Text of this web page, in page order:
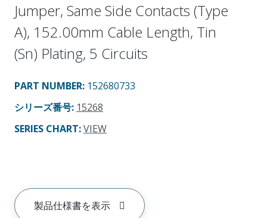
Jumper, Same Side Contacts (Type
A), 152.00mm Cable Length, Tin
(Sn) Plating, 5 Circuits
PART NUMBER: 152680733
シリーズ番号: 15268
SERIES CHART:VIEW
製品仕様書を表示